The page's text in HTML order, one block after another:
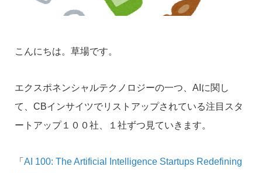
こんにちは。草場です。
エクスポネンシャルテクノロジーの一つ、AIに関し
て、CBインサイツでリストアップされている注目スタ
ートアップ１００社、１社ずつ見ていきます。
「 AI 100: The Artificial Intelligence Startups Redefining